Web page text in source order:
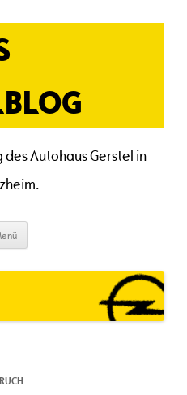
Autohaus Gerstel in